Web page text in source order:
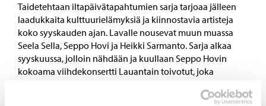
Taidetehtaan iltapäivätapahtumien sarja tarjoaa jälleen
laadukkaita kulttuurielämyksiä ja kiinnostavia artisteja
koko syyskauden ajan. Lavalle nousevat muun muassa
Seela Sella, Seppo Hovi ja Heikki Sarmanto. Sarja alkaa
syyskuussa, jolloin nähdään ja kuullaan Seppo Hovin
kokoama viihdekonsertti Lauantain toivotut, joka
ohjelmaan. Marraskuussa kuullaan Jazz Suomi 100-